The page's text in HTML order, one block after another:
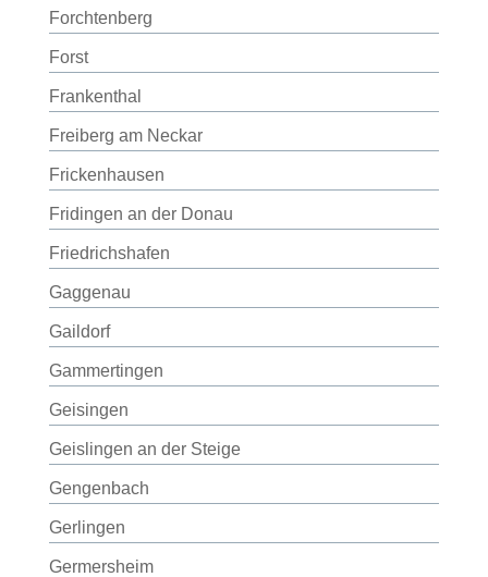
Forchtenberg
Forst
Frankenthal
Freiberg am Neckar
Frickenhausen
Fridingen an der Donau
Friedrichshafen
Gaggenau
Gaildorf
Gammertingen
Geisingen
Geislingen an der Steige
Gengenbach
Gerlingen
Germersheim